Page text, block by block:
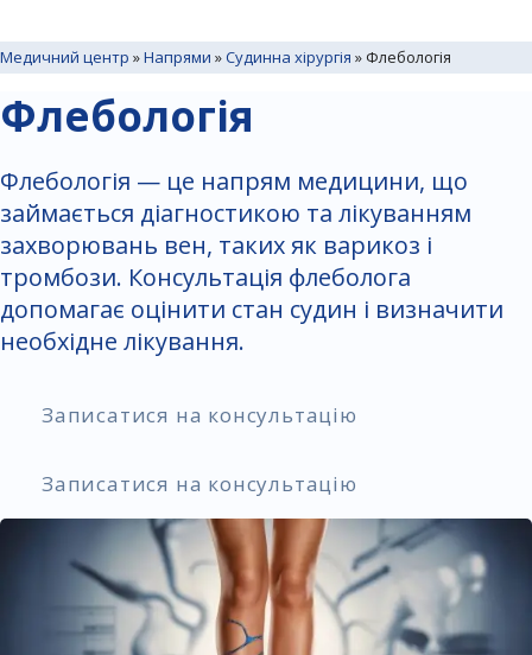
Медичний центр »Напрями »Судинна хірургія » Флебологія
Флебологія
Флебологія — це напрям медицини, що
займається діагностикою та лікуванням
захворювань вен, таких як варикоз і
тромбози. Консультація флеболога
допомагає оцінити стан судин і визначити
необхідне лікування.
Записатися на консультацію
Записатися на консультацію